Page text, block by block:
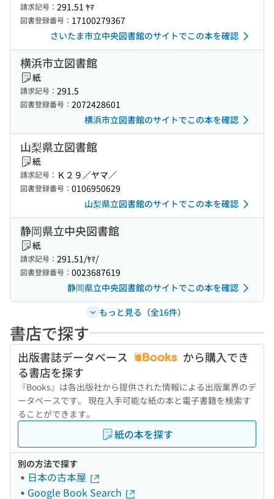
請求記号： 291.51 ﾔﾏ
図書登録番号： 17100279367
さいたま市立中央図書館のサイトでこの本を確認
横浜市立図書館
紙
請求記号： 291.5
図書登録番号： 2072428601
横浜市立図書館のサイトでこの本を確認
山梨県立図書館
紙
請求記号： Ｋ２９／ヤマ／
図書登録番号： 0106950629
山梨県立図書館のサイトでこの本を確認
静岡県立中央図書館
紙
請求記号： 291.51/ﾔﾏ/
図書登録番号： 0023687619
静岡県立中央図書館のサイトでこの本を確認
もっと見る（全16件）
書店で探す
出版書誌データベース
から購入でき
る書店を探す
『Books』は各出版社から提供された情報による出版業界のデ
ータベースです。 現在入手可能な紙の本と電子書籍を検索す
ることができます。
紙の本を探す
別の方法で探す
日本の古本屋
Google Book Search